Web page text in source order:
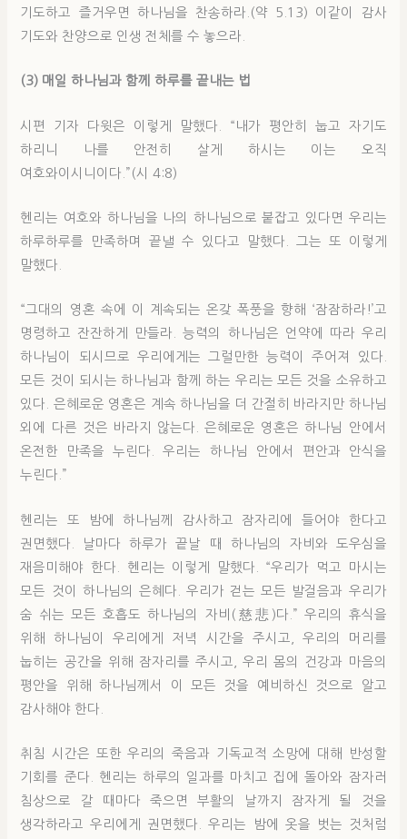
기도하고 즐거우면 하나님을 찬송하라.(약 5.13) 이같이 감사
기도와 찬양으로 인생 전체를 수 놓으라.
(3) 매일 하나님과 함께 하루를 끝내는 법
시편 기자 다윗은 이렇게 말했다. “내가 평안히 눕고 자기도
하리니 나를 안전히 살게 하시는 이는 오직
여호와이시니이다.”(시 4:8)
헨리는 여호와 하나님을 나의 하나님으로 붙잡고 있다면 우리는
하루하루를 만족하며 끝낼 수 있다고 말했다. 그는 또 이렇게
말했다.
“그대의 영혼 속에 이 계속되는 온갖 폭풍을 향해 ‘잠잠하라!’고
명령하고 잔잔하게 만들라. 능력의 하나님은 언약에 따라 우리
하나님이 되시므로 우리에게는 그럴만한 능력이 주어져 있다.
모든 것이 되시는 하나님과 함께 하는 우리는 모든 것을 소유하고
있다. 은혜로운 영혼은 계속 하나님을 더 간절히 바라지만 하나님
외에 다른 것은 바라지 않는다. 은혜로운 영혼은 하나님 안에서
온전한 만족을 누린다. 우리는 하나님 안에서 편안과 안식을
누린다.”
헨리는 또 밤에 하나님께 감사하고 잠자리에 들어야 한다고
권면했다. 날마다 하루가 끝날 때 하나님의 자비와 도우심을
재음미해야 한다. 헨리는 이렇게 말했다. “우리가 먹고 마시는
모든 것이 하나님의 은혜다. 우리가 걷는 모든 발걸음과 우리가
숨 쉬는 모든 호흡도 하나님의 자비(慈悲)다.” 우리의 휴식을
위해 하나님이 우리에게 저녁 시간을 주시고, 우리의 머리를
눕히는 공간을 위해 잠자리를 주시고, 우리 몸의 건강과 마음의
평안을 위해 하나님께서 이 모든 것을 예비하신 것으로 알고
감사해야 한다.
취침 시간은 또한 우리의 죽음과 기독교적 소망에 대해 반성할
기회를 준다. 헨리는 하루의 일과를 마치고 집에 돌아와 잠자러
침상으로 갈 때마다 죽으면 부활의 날까지 잠자게 될 것을
생각하라고 우리에게 권면했다. 우리는 밤에 옷을 벗는 것처럼